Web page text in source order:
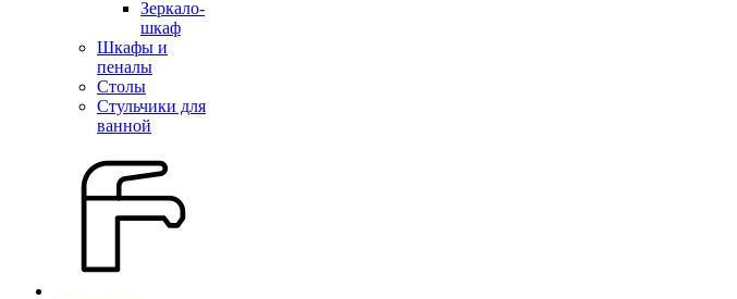
Зеркало-
шкаф
Шкафы и
пеналы
Столы
Стульчики для
ванной